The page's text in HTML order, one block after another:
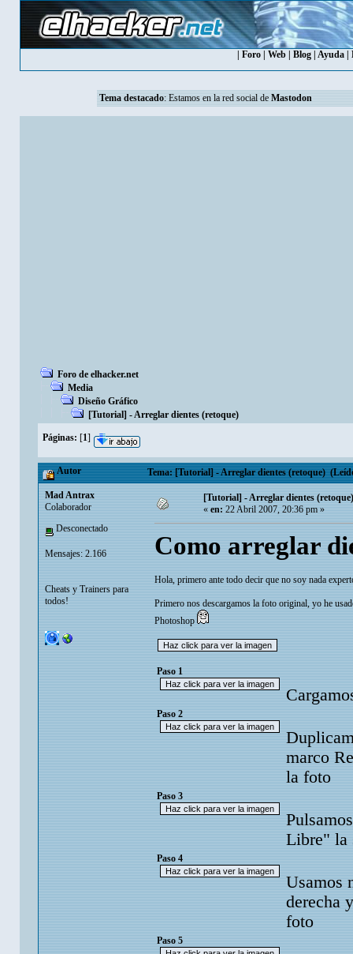
Foro Web Blog Ayuda
Tema destacado: Estamos en la red social de Mastodon
Foro de elhacker.net
Media
Diseño Gráfico
[Tutorial] - Arreglar dientes (retoque)
Páginas: [1]
Autor Tema: [Tutorial] - Arreglar dientes (retoque)
Mad Antrax
Colaborador
Desconectado
Mensajes: 2.166
Cheats y Trainers para
todos!
[Tutorial] - Arreglar dientes (retoque)
«en:22 Abril 2007, 20:36 pm »
Como arreglar
Hola, primero ante todo decir que no soy nada
Primero nos descargamos la foto original, yo he
Photoshop
Paso 1
Paso 2
marco
la foto
Paso 3
Libre" la
Paso 4
Usamos
derecha
foto
Paso 5